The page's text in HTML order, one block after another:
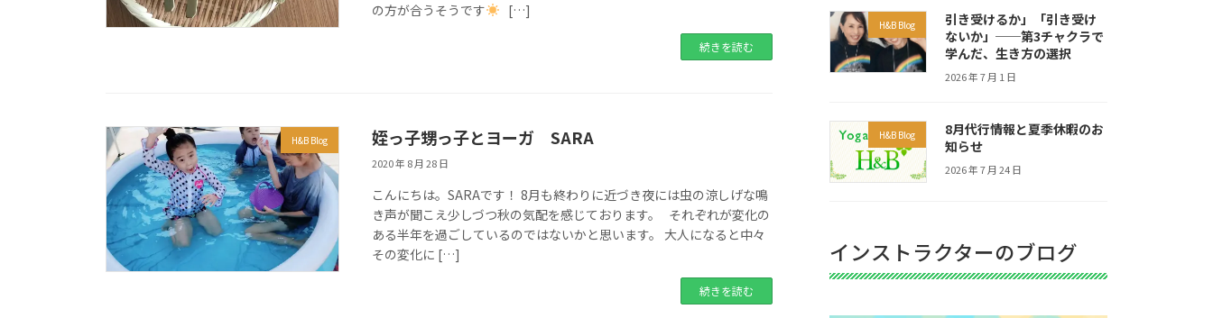
の方が合うそうです
[…]
続きを読む
H&B Blog 姪っ子甥っ子とヨーガ SARA
2020 年 8 月 28 日
こんにちは。SARAです！ 8月も終わりに近づき夜には虫の涼しげな鳴
き声が聞こえ少しづつ秋の気配を感じております。 それぞれが変化の
ある半年を過ごしているのではないかと思います。 大人になると中々
その変化に […]
続きを読む
H&B Blog
引き受けるか」「引き受け
ないか」──第3チャクラで
学んだ、生き方の選択
2026 年 7 月 1 日
H&B Blog
8月代行情報と夏季休暇のお
知らせ
2026 年 7 月 24 日
インストラクターのブログ